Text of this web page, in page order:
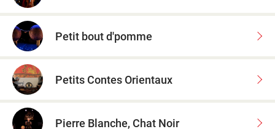
Petit bout d'pomme
Petits Contes Orientaux
Pierre Blanche, Chat Noir